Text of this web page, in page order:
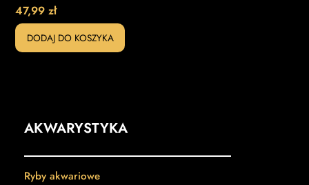
47,99zł
DODAJ DO KOSZYKA
AKWARYSTYKA
Ryby akwariowe